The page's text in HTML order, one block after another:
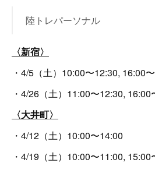
陸トレパーソナル
〈新宿〉
・4/5（土）10:00〜12:30, 16:00
・4/26（土）11:00〜12:30, 16:00
〈大井町〉
・4/12（土）10:00〜14:00
・4/19（土）10:00〜11:00, 15:00